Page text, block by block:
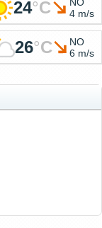
24°C
4 m/s
26°C
NO
6 m/s